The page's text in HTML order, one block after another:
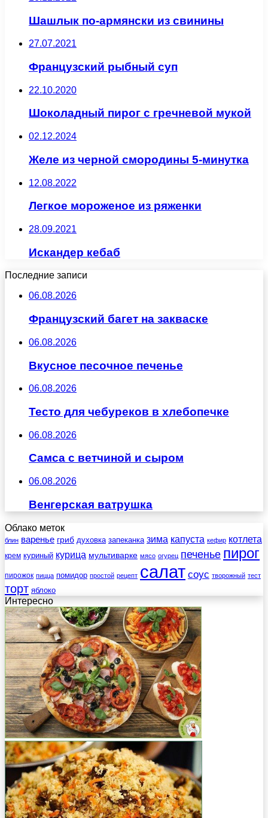
Шашлык по-армянски из свинины
27.07.2021
Французский рыбный суп
22.10.2020
Шоколадный пирог с гречневой мукой
02.12.2024
Желе из черной смородины 5-минутка
12.08.2022
Легкое мороженое из ряженки
28.09.2021
Искандер кебаб
Последние записи
06.08.2026
Французский багет на закваске
06.08.2026
Вкусное песочное печенье
06.08.2026
Тесто для чебуреков в хлебопечке
06.08.2026
Самса с ветчиной и сыром
06.08.2026
Венгерская ватрушка
Облако меток
блин варенье гриб духовка запеканка зима капуста кефир котлета
крем куриный курица мультиварке мясо огурец печенье пирог
пирожок пицца помидор простой рецепт салат соус творожный тест
торт яблоко
Интересно